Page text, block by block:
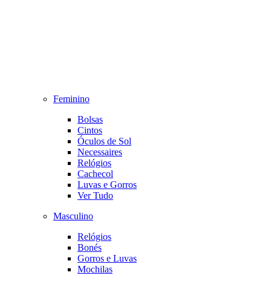
Feminino
Bolsas
Cintos
Óculos de Sol
Necessaires
Relógios
Cachecol
Luvas e Gorros
Ver Tudo
Masculino
Relógios
Bonés
Gorros e Luvas
Mochilas